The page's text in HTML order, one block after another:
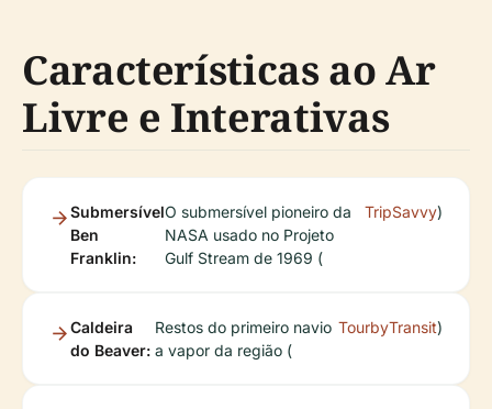
Características ao Ar
Livre e Interativas
Submersível
Ben
Franklin:
O submersível pioneiro da
NASA usado no Projeto
Gulf Stream de 1969 (
TripSavvy)
Caldeira
do Beaver:
Restos do primeiro navio
a vapor da região (
TourbyTransit)